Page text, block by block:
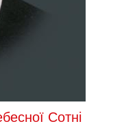
Сотні